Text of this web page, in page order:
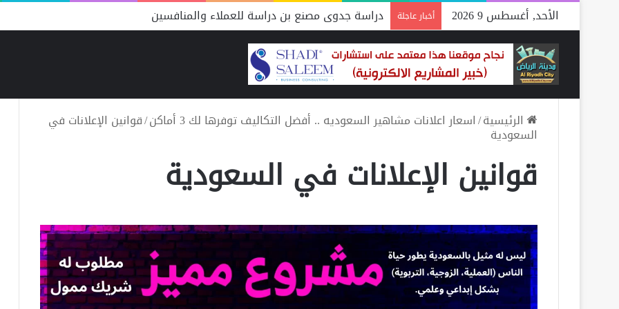
الأحد, أغسطس 9 2026 أخبار عاجلة دراسة جدوى مصنع بن دراسة للعملاء والمنافسين
الرئيسية/اسعار اعلانات مشاهير السعوديه .. أفضل التكاليف توفرها لك 3 أماكن /قوانين الإعلانات في
السعودية
قوانين الإعلانات في السعودية